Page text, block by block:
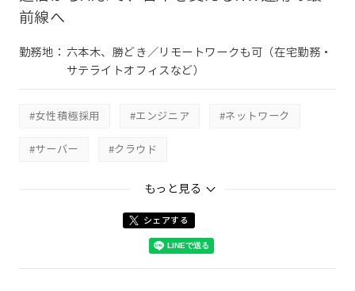
前線へ
勤務地： 六本木、勝どき／リモートワークも可（在宅勤務・
サテライトオフィスなど）
#女性積極採用 #エンジニア #ネットワーク
#サーバー #クラウド
#グリーントランスフォーメーション
#IT＆ｿﾘｭｰｼｮﾝ運用本部
もっと見る
シェアする